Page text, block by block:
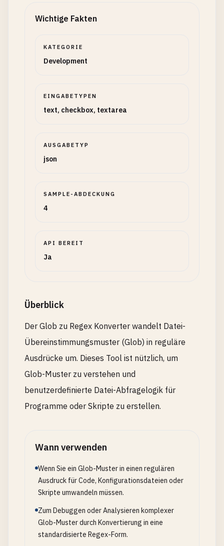
Wichtige Fakten
KATEGORIE
Development
EINGABETYPEN
text, checkbox, textarea
AUSGABETYP
json
SAMPLE-ABDECKUNG
4
API BEREIT
Ja
Überblick
Der Glob zu Regex Konverter wandelt Datei-
Übereinstimmungsmuster (Glob) in reguläre
Ausdrücke um. Dieses Tool ist nützlich, um
Glob-Muster zu verstehen und
benutzerdefinierte Datei-Abfragelogik für
Programme oder Skripte zu erstellen.
Wann verwenden
Wenn Sie ein Glob-Muster in einen regulären
Ausdruck für Code, Konfigurationsdateien oder
Skripte umwandeln müssen.
Zum Debuggen oder Analysieren komplexer
Glob-Muster durch Konvertierung in eine
standardisierte Regex-Form.